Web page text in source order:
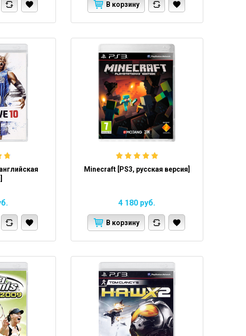
В корзину
Minecraft [PS3, русская версия]
4 180 руб.
В корзину